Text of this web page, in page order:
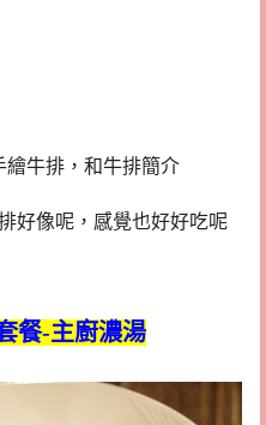
繪牛排，和牛排簡介
好像呢，感覺也好好吃呢
餐-主廚濃湯